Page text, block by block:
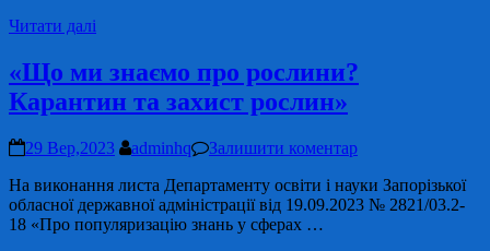
Читати далі
«Що ми знаємо про рослини?
Карантин та захист рослин»
29 Вер,2023 adminhq
Залишити коментар
На виконання листа Департаменту освіти і науки Запорізької
обласної державної адміністрації від 19.09.2023 № 2821/03.2-
18 «Про популяризацію знань у сферах …